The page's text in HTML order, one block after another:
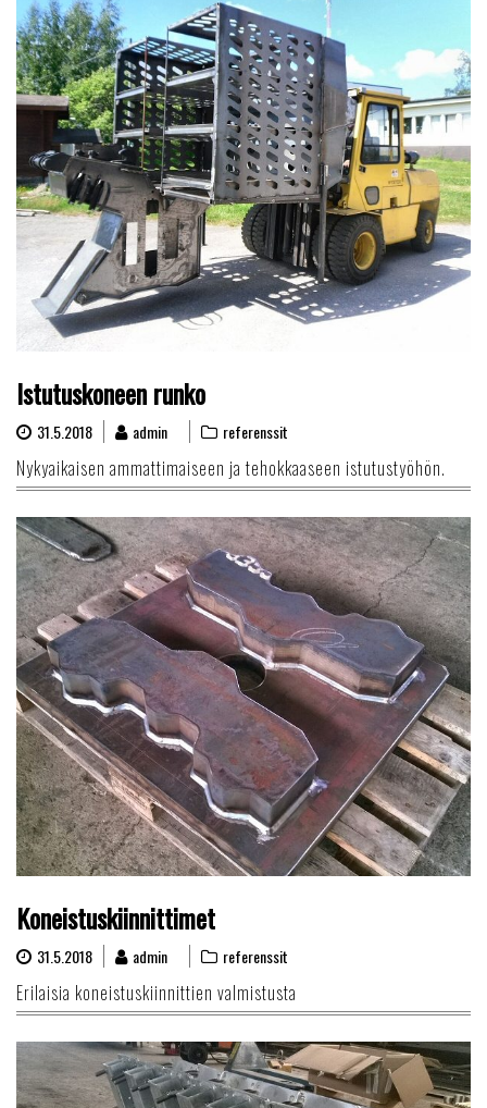
Istutuskoneen runko
31.5.2018 admin referenssit
Nykyaikaisen ammattimaiseen ja tehokkaaseen istutustyöhön.
Koneistuskiinnittimet
31.5.2018 admin referenssit
Erilaisia koneistuskiinnittien valmistusta